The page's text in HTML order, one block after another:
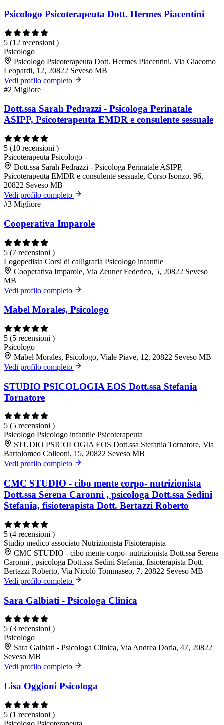
Psicologo Psicoterapeuta Dott. Hermes Piacentini
5 (12 recensioni )
Psicologo
Psicologo Psicoterapeuta Dott. Hermes Piacentini, Via Giacomo
Leopardi, 12, 20822 Seveso MB
Vedi profilo completo
#2 Migliore
Dott.ssa Sarah Pedrazzi - Psicologa Perinatale
ASIPP, Psicoterapeuta EMDR e consulente sessuale
5 (10 recensioni )
Psicoterapeuta Psicologo
Dott.ssa Sarah Pedrazzi - Psicologa Perinatale ASIPP,
Psicoterapeuta EMDR e consulente sessuale, Corso Isonzo, 96,
20822 Seveso MB
Vedi profilo completo
#3 Migliore
Cooperativa Imparole
5 (7 recensioni )
Logopedista Corsi di calligrafia Psicologo infantile
Cooperativa Imparole, Via Zeuner Federico, 5, 20822 Seveso
MB
Vedi profilo completo
Mabel Morales, Psicologo
5 (5 recensioni )
Psicologo
Mabel Morales, Psicologo, Viale Piave, 12, 20822 Seveso MB
Vedi profilo completo
STUDIO PSICOLOGIA EOS Dott.ssa Stefania
Tornatore
5 (5 recensioni )
Psicologo Psicologo infantile Psicoterapeuta
STUDIO PSICOLOGIA EOS Dott.ssa Stefania Tornatore, Via
Bartolomeo Colleoni, 15, 20822 Seveso MB
Vedi profilo completo
CMC STUDIO - cibo mente corpo- nutrizionista
Dott.ssa Serena Caronni , psicologa Dott.ssa Sedini
Stefania, fisioterapista Dott. Bertazzi Roberto
5 (4 recensioni )
Studio medico associato Nutrizionista Fisioterapista
CMC STUDIO - cibo mente corpo- nutrizionista Dott.ssa Serena
Caronni , psicologa Dott.ssa Sedini Stefania, fisioterapista Dott.
Bertazzi Roberto, Via Nicolò Tommaseo, 7, 20822 Seveso MB
Vedi profilo completo
Sara Galbiati - Psicologa Clinica
5 (3 recensioni )
Psicologo
Sara Galbiati - Psicologa Clinica, Via Andrea Doria, 47, 20822
Seveso MB
Vedi profilo completo
Lisa Oggioni Psicologa
5 (1 recensioni )